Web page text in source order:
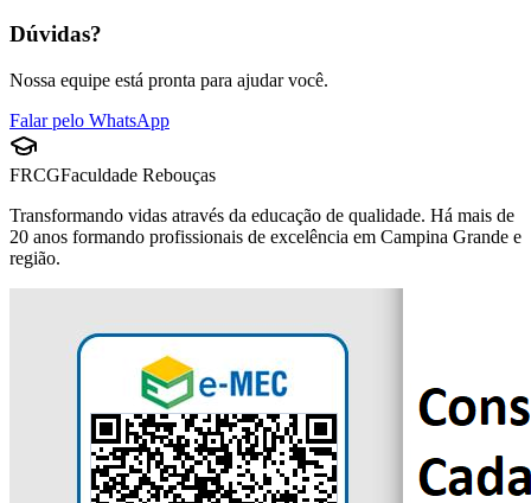
Dúvidas?
Nossa equipe está pronta para ajudar você.
Falar pelo WhatsApp
FRCGFaculdade Rebouças
Transformando vidas através da educação de qualidade. Há mais de
20 anos formando profissionais de excelência em Campina Grande e
região.